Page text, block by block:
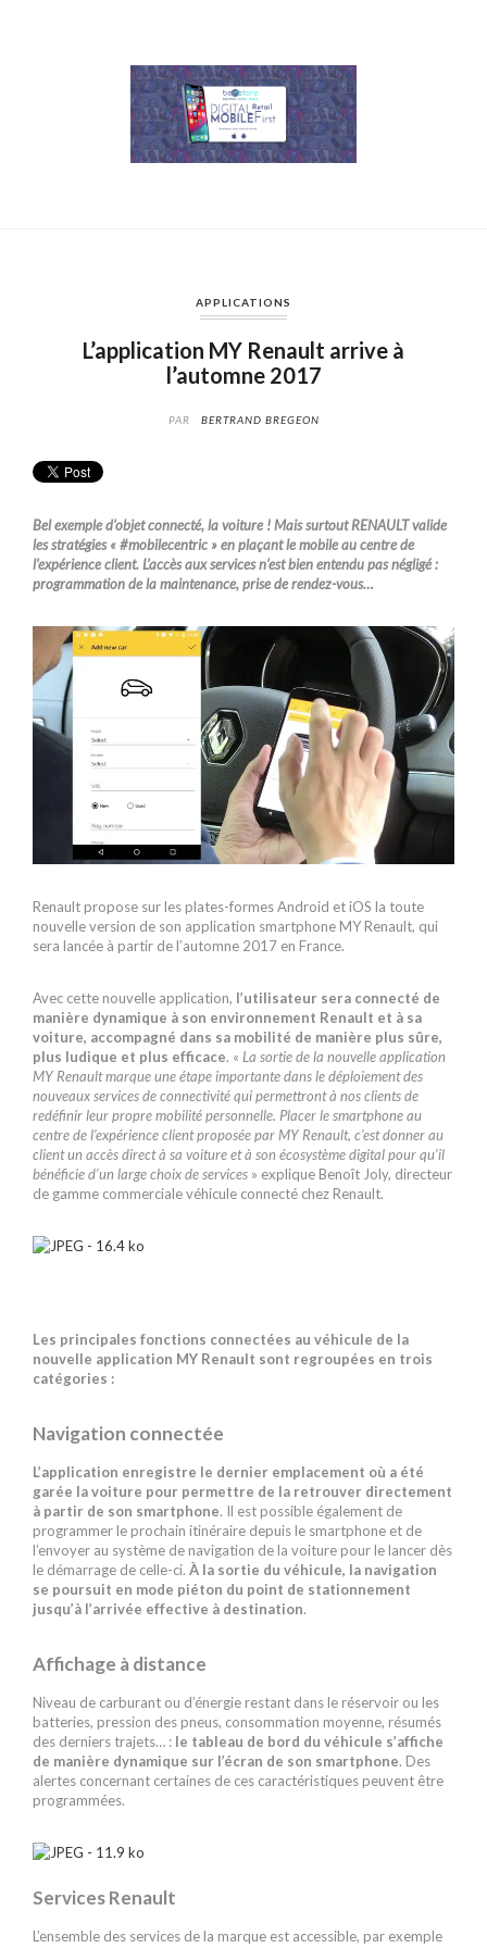
APPLICATIONS
L’application MY Renault arrive à
l’automne 2017
PAR BERTRAND BREGEON
Bel exemple d’objet connecté, la voiture ! Mais surtout RENAULT valide
les stratégies « #mobilecentric » en plaçant le mobile au centre de
l’expérience client. L’accès aux services n’est bien entendu pas négligé :
programmation de la maintenance, prise de rendez-vous…
Renault propose sur les plates-formes Android et iOS la toute
nouvelle version de son application smartphone MY Renault, qui
sera lancée à partir de l’automne 2017 en France.
Avec cette nouvelle application, l’utilisateur sera connecté de
manière dynamique à son environnement Renault et à sa
voiture, accompagné dans sa mobilité de manière plus sûre,
plus ludique et plus efficace. « La sortie de la nouvelle application
MY Renault marque une étape importante dans le déploiement des
nouveaux services de connectivité qui permettront à nos clients de
redéfinir leur propre mobilité personnelle. Placer le smartphone au
centre de l’expérience client proposée par MY Renault, c’est donner au
client un accès direct à sa voiture et à son écosystème digital pour qu’il
bénéficie d’un large choix de services » explique Benoît Joly, directeur
de gamme commerciale véhicule connecté chez Renault.
Les principales fonctions connectées au véhicule de la
nouvelle application MY Renault sont regroupées en trois
catégories :
Navigation connectée
L’application enregistre le dernier emplacement où a été
garée la voiture pour permettre de la retrouver directement
à partir de son smartphone. Il est possible également de
programmer le prochain itinéraire depuis le smartphone et de
l’envoyer au système de navigation de la voiture pour le lancer dès
le démarrage de celle-ci. À la sortie du véhicule, la navigation
se poursuit en mode piéton du point de stationnement
jusqu’à l’arrivée effective à destination.
Affichage à distance
Niveau de carburant ou d’énergie restant dans le réservoir ou les
batteries, pression des pneus, consommation moyenne, résumés
des derniers trajets… : le tableau de bord du véhicule s’affiche
de manière dynamique sur l’écran de son smartphone. Des
alertes concernant certaines de ces caractéristiques peuvent être
programmées.
Services Renault
L’ensemble des services de la marque est accessible, par exemple